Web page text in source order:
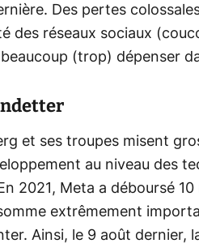
Des pertes
des réseaux sociaux
(trop) dépenser
et ses troupes misent
au niveau des
2021, Meta a déboursé
extrêmement
Ainsi, le 9 août dernier,